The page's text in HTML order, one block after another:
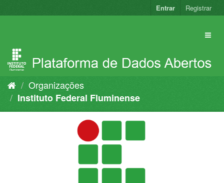
para
Entrar Registrar
Organizações
Instituto Federal Fluminense